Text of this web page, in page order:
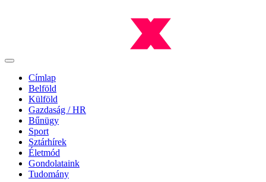
Címlap
Belföld
Külföld
Gazdaság / HR
Bűnügy
Sport
Sztárhírek
Életmód
Gondolataink
Tudomány